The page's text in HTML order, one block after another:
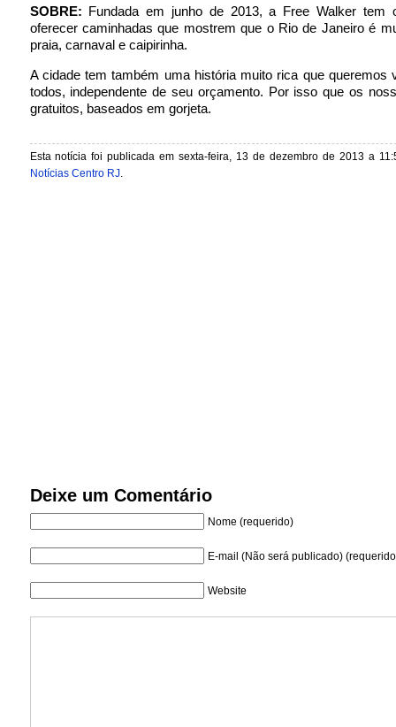
SOBRE: Fundada em junho de 2013, a Free Walker tem
oferecer caminhadas que mostrem que o Rio de Janeiro é
praia, carnaval e caipirinha.
A cidade tem também uma história muito rica que queremos
todos, independente de seu orçamento. Por isso que os
gratuitos, baseados em gorjeta.
Esta notícia foi publicada em sexta-feira, 13 de dezembro de 2013 a
Notícias Centro RJ.
Deixe um Comentário
Nome (requerido)
E-mail (Não será publicado)
Website